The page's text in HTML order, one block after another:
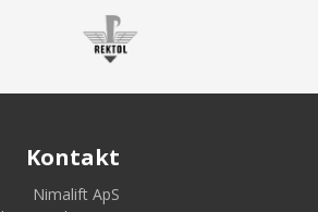
Kontakt
Nimalift ApS